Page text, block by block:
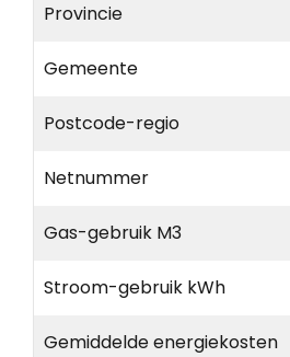
Provincie
Gemeente
Postcode-regio
Netnummer
Gas-gebruik M3
Stroom-gebruik kWh
Gemiddelde energiekosten